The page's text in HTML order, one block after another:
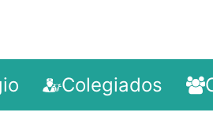
Colegiados